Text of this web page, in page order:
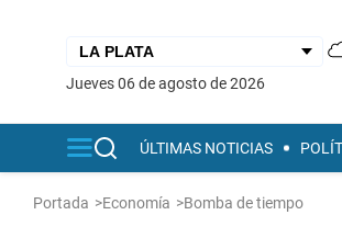
jueves 06 de agosto de 2026
ÚLTIMAS NOTICIAS
Portada >Economía >Bomba de tiempo